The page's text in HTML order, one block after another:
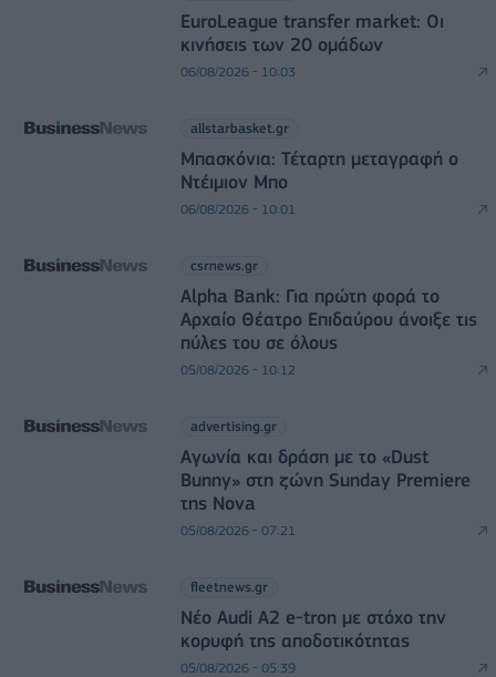
EuroLeague transfer market: Οι
κινήσεις των 20 ομάδων
06/08/2026 - 10:03
allstarbasket.gr
Μπασκόνια: Τέταρτη μεταγραφή ο
Ντέιμιον Μπο
06/08/2026 - 10:01
csrnews.gr
Alpha Bank: Για πρώτη φορά το
Αρχαίο Θέατρο Επιδαύρου άνοιξε τις
πύλες του σε όλους
05/08/2026 - 10:12
advertising.gr
Αγωνία και δράση με το «Dust
Bunny» στη ζώνη Sunday Premiere
της Nova
05/08/2026 - 07:21
fleetnews.gr
Νέο Audi A2 e-tron με στόχο την
κορυφή της αποδοτικότητας
05/08/2026 - 05:39